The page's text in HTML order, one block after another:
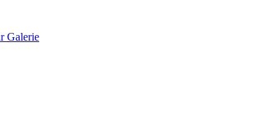
Galerie